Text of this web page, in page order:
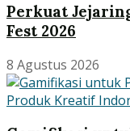
Perkuat
Fest 2026
8 Agustus 2026